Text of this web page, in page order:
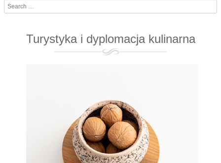
Search
Turystyka i dyplomacja kulinarna